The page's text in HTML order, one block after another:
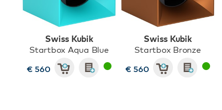
Swiss Kubik
Startbox Aqua Blue
€ 560
Swiss Kubik
Startbox Bronze
€ 560